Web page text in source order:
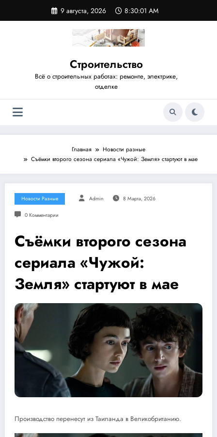
содержимому
9 августа, 2026 8:30:01 AM
Строительство
Всё о строительных работах: ремонте, электрике,
отделке
Главная
Новости разные
Съёмки второго сезона сериала «Чужой: Земля» стартуют в мае
Новости Разные Admin 8 Марта, 2026
0 Комментарии
Съёмки второго сезона
сериала «Чужой:
Земля» стартуют в мае
Производство перенесут из Таиланда в Великобританию.